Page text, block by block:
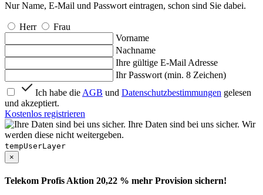
Nur Name, E-Mail und Passwort eintragen, schon sind Sie dabei.
Herr
Frau
Vorname
Nachname
Ihre gültige E-Mail Adresse
Ihr Passwort (min. 8 Zeichen)
Ich habe die AGB und Datenschutzbestimmungen gelesen
und akzeptiert.
Kostenlos registrieren
Ihre Daten sind bei uns sicher. Wir
werden diese nicht weitergeben.
tempUserLayer
×
Telekom Profis Aktion 20,22 % mehr Provision sichern!